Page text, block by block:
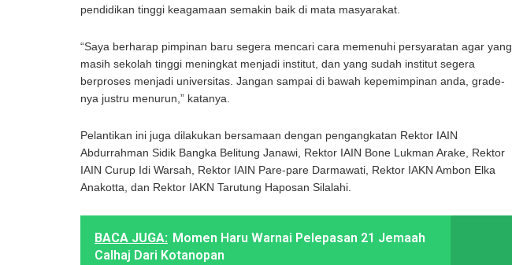
pendidikan tinggi keagamaan semakin baik di mata masyarakat.
“Saya berharap pimpinan baru segera mencari cara memenuhi persyaratan agar yang
masih sekolah tinggi meningkat menjadi institut, dan yang sudah institut segera
berproses menjadi universitas. Jangan sampai di bawah kepemimpinan anda, grade-
nya justru menurun,” katanya.
Pelantikan ini juga dilakukan bersamaan dengan pengangkatan Rektor IAIN
Abdurrahman Sidik Bangka Belitung Janawi, Rektor IAIN Bone Lukman Arake, Rektor
IAIN Curup Idi Warsah, Rektor IAIN Pare-pare Darmawati, Rektor IAKN Ambon Elka
Anakotta, dan Rektor IAKN Tarutung Haposan Silalahi.
BACA JUGA: Momen Haru Warnai Pelepasan 21 Jemaah
Calhaj Dari Kotanopan